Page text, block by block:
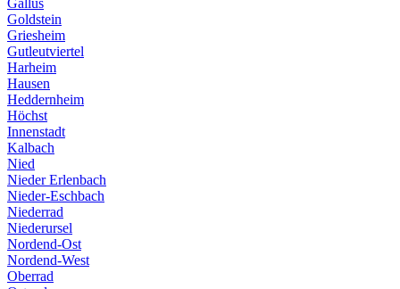
Goldstein
Griesheim
Gutleutviertel
Harheim
Hausen
Heddernheim
Höchst
Innenstadt
Kalbach
Nied
Nieder Erlenbach
Nieder-Eschbach
Niederrad
Niederursel
Nordend-Ost
Nordend-West
Oberrad